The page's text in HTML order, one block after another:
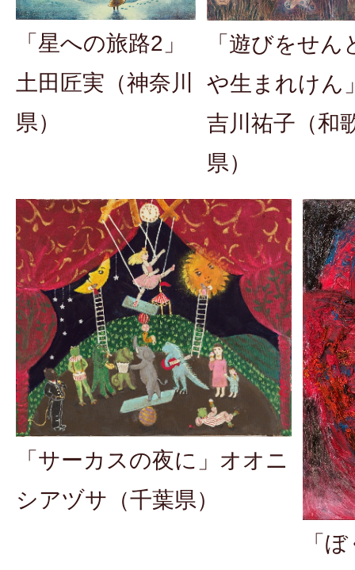
「星への旅路2」
土田匠実（神奈川
県）
「遊びをせん
や生まれけん
吉川祐子（和
県）
「サーカスの夜に」オオニ
シアヅサ（千葉県）
「